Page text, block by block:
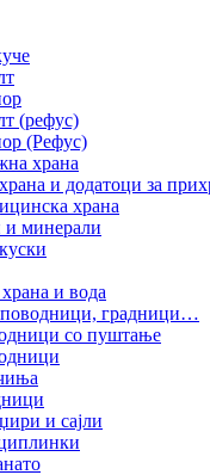
(рефус)
(Рефус)
храна
и додатоци за
храна
минерали
и вода
градници…
со пуштање
и сајли